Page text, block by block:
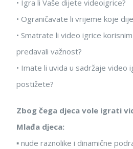
• Igra li Vaše dijete videoigrice?
• Ograničavate li vrijeme koje
• Smatrate li video igrice
predavali važnost?
• Imate li uvida u sadržaje video
postižete?
Zbog čega djeca vole igrati
Mlađa djeca:
▪ nude raznolike i dinamične